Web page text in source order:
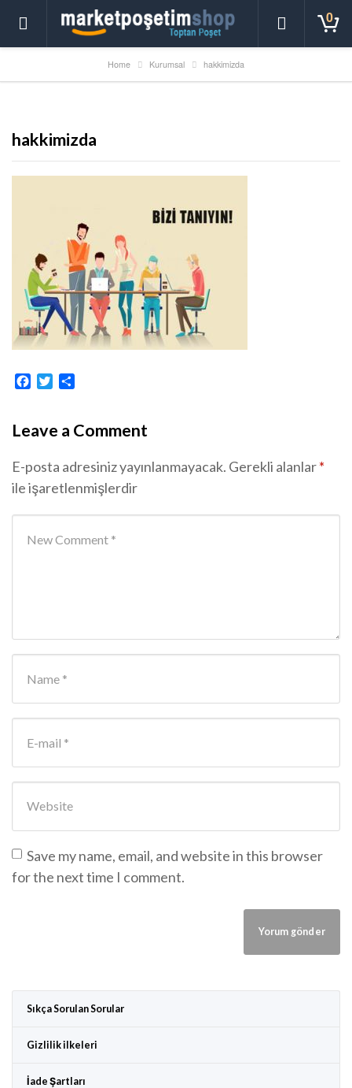
0
Home Kurumsal hakkimizda
hakkimizda
Facebook
Twitter
Leave a Comment
E-posta adresiniz yayınlanmayacak. Gerekli alanlar*
ile işaretlenmişlerdir
Save my name, email, and website in this browser
for the next time I comment.
Sıkça Sorulan Sorular
Gizlilik ilkeleri
İade Şartları